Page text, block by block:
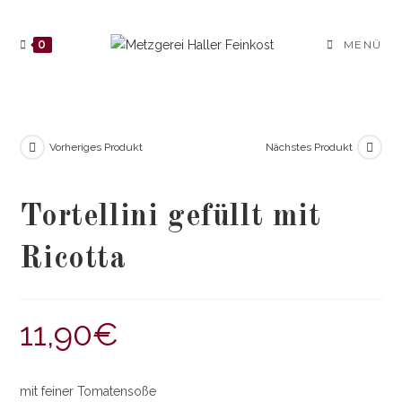
springen
0 MENÜ
Vorheriges Produkt Nächstes Produkt
Tortellini gefüllt mit
Ricotta
11,90€
mit feiner Tomatensoße